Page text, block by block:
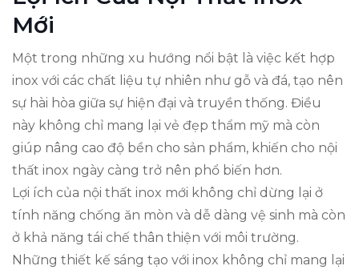
Mới
Một trong những xu hướng nổi bật là việc kết hợp
inox với các chất liệu tự nhiên như gỗ và đá, tạo nên
sự hài hòa giữa sự hiện đại và truyền thống. Điều
này không chỉ mang lại vẻ đẹp thẩm mỹ mà còn
giúp nâng cao độ bền cho sản phẩm, khiến cho nội
thất inox ngày càng trở nên phổ biến hơn.
Lợi ích của nội thất inox mới không chỉ dừng lại ở
tính năng chống ăn mòn và dễ dàng vệ sinh mà còn
ở khả năng tái chế thân thiện với môi trường.
Những thiết kế sáng tạo với inox không chỉ mang lại